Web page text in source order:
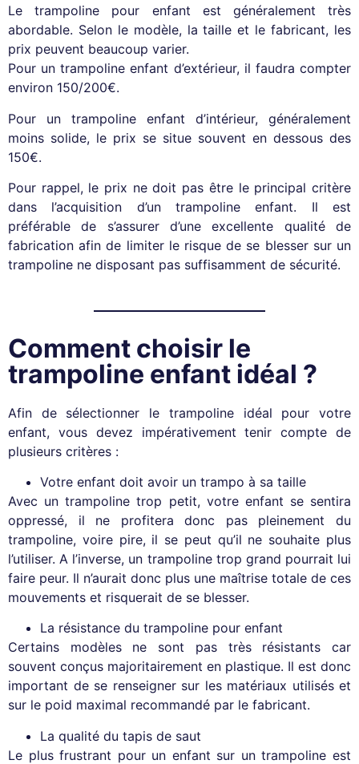
Le trampoline pour enfant est généralement très
abordable. Selon le modèle, la taille et le fabricant, les
prix peuvent beaucoup varier.
Pour un trampoline enfant d’extérieur, il faudra compter
environ 150/200€.
Pour un trampoline enfant d’intérieur, généralement
moins solide, le prix se situe souvent en dessous des
150€.
Pour rappel, le prix ne doit pas être le principal critère
dans l’acquisition d’un trampoline enfant. Il est
préférable de s’assurer d’une excellente qualité de
fabrication afin de limiter le risque de se blesser sur un
trampoline ne disposant pas suffisamment de sécurité.
Comment choisir le
trampoline enfant idéal ?
Afin de sélectionner le trampoline idéal pour votre
enfant, vous devez impérativement tenir compte de
plusieurs critères :
Votre enfant doit avoir un trampo à sa taille
Avec un trampoline trop petit, votre enfant se sentira
oppressé, il ne profitera donc pas pleinement du
trampoline, voire pire, il se peut qu’il ne souhaite plus
l’utiliser. A l’inverse, un trampoline trop grand pourrait lui
faire peur. Il n’aurait donc plus une maîtrise totale de ces
mouvements et risquerait de se blesser.
La résistance du trampoline pour enfant
Certains modèles ne sont pas très résistants car
souvent conçus majoritairement en plastique. Il est donc
important de se renseigner sur les matériaux utilisés et
sur le poid maximal recommandé par le fabricant.
La qualité du tapis de saut
Le plus frustrant pour un enfant sur un trampoline est